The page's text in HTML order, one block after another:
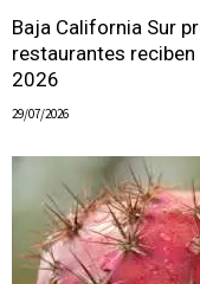
Baja California Sur
restaurantes reciben
2026
29/07/2026